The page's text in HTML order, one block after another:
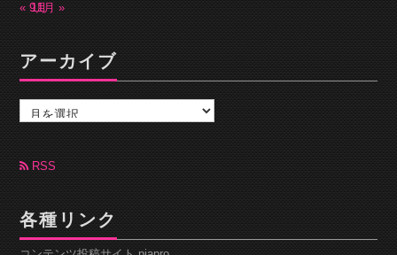
« 9月
11月 »
アーカイブ
カ
ブ RSS
各種リンク